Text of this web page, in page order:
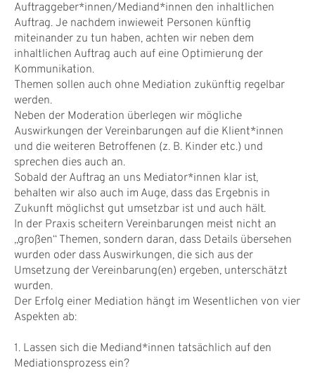
Auftraggeber*innen/Mediand*innen den inhaltlichen
Auftrag. Je nachdem inwieweit Personen künftig
miteinander zu tun haben, achten wir neben dem
inhaltlichen Auftrag auch auf eine Optimierung der
Kommunikation.
Themen sollen auch ohne Mediation zukünftig regelbar
werden.
Neben der Moderation überlegen wir mögliche
Auswirkungen der Vereinbarungen auf die Klient*innen
und die weiteren Betroffenen (z. B. Kinder etc.) und
sprechen dies auch an.
Sobald der Auftrag an uns Mediator*innen klar ist,
behalten wir also auch im Auge, dass das Ergebnis in
Zukunft möglichst gut umsetzbar ist und auch hält.
In der Praxis scheitern Vereinbarungen meist nicht an
„großen“ Themen, sondern daran, dass Details übersehen
wurden oder dass Auswirkungen, die sich aus der
Umsetzung der Vereinbarung(en) ergeben, unterschätzt
wurden.
Der Erfolg einer Mediation hängt im Wesentlichen von vier
Aspekten ab:
1. Lassen sich die Mediand*innen tatsächlich auf den
Mediationsprozess ein?